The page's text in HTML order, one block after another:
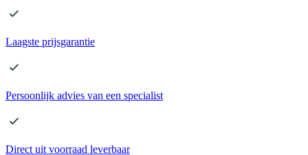
Laagste prijsgarantie
Persoonlijk advies van een specialist
Direct uit voorraad leverbaar